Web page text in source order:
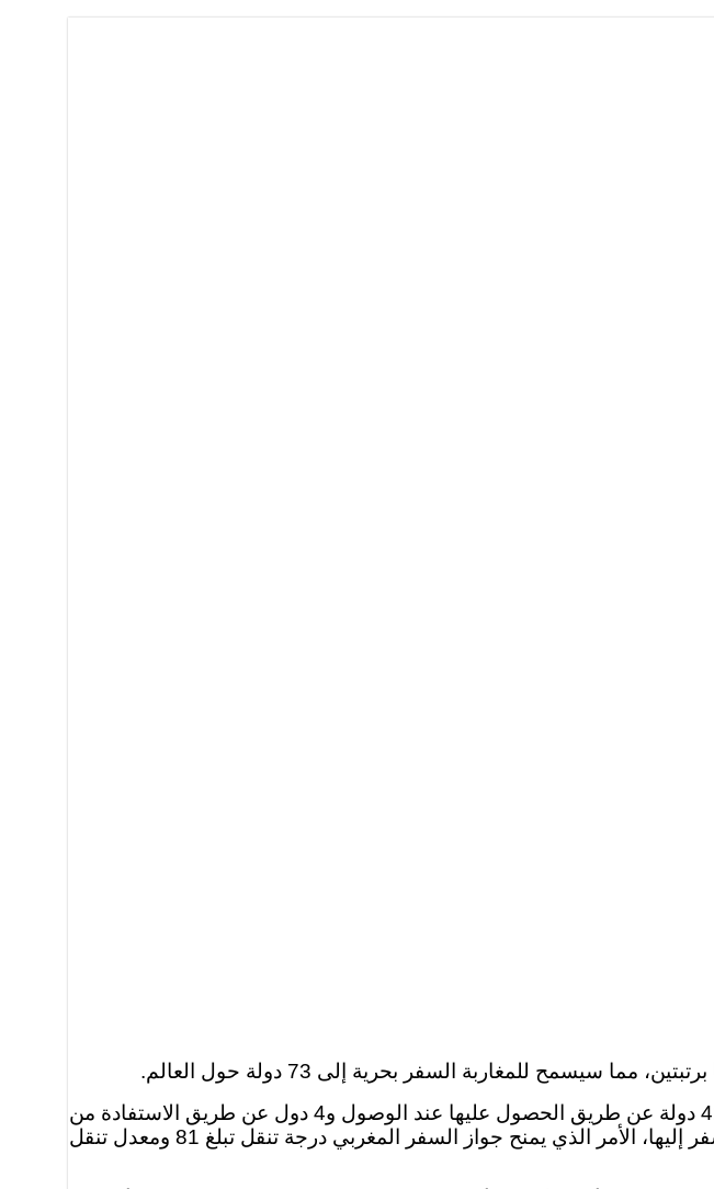
وحسب مؤشر هينلي، فإن الجواز المغربي يتيح الوصول إلى 36 دولة دون تأشيرة و41 دولة عن طريق الحصول عليها عند الوصول و4 دول عن طريق الاستفادة من
تصريح السفر الالكتروني AVE، ومن جهة أخرى تبقى 117 دولة تتطلب التأشيرة للسفر إليها، الأمر الذي يمنح جواز السفر المغربي درجة تنقل تبلغ 81 ومعدل تنقل